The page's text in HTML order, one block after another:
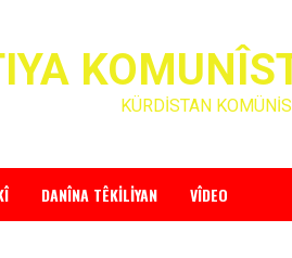
KÜRDİSTAN
DANÎNA TÊKILIYAN VÎDEO